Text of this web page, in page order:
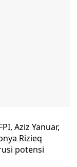
Aziz Yanuar,
Rizieq
potensi